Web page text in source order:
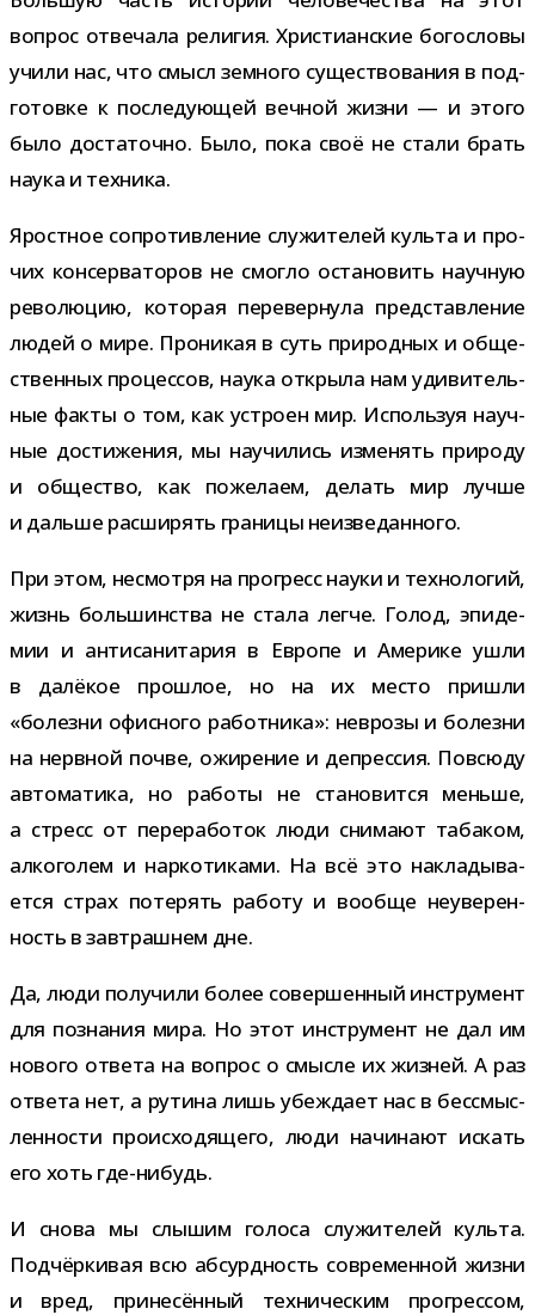
вопрос отве­чала рели­гия. Христианские бого­словы
учили нас, что смысл зем­ного суще­ство­ва­ния в под­
го­товке к после­ду­ю­щей веч­ной жизни — и этого
было доста­точно. Было, пока своё не стали брать
наука и техника.
Яростное сопро­тив­ле­ние слу­жи­те­лей культа и про­
чих кон­сер­ва­то­ров не смогло оста­но­вить науч­ную
рево­лю­цию, кото­рая пере­вер­нула пред­став­ле­ние
людей о мире. Проникая в суть при­род­ных и обще­
ствен­ных про­цес­сов, наука открыла нам уди­ви­тель­
ные факты о том, как устроен мир. Используя науч­
ные дости­же­ния, мы научи­лись изме­нять при­роду
и обще­ство, как поже­лаем, делать мир лучше
и дальше рас­ши­рять гра­ницы неизведанного.
При этом, несмотря на про­гресс науки и тех­но­ло­гий,
жизнь боль­шин­ства не стала легче. Голод, эпи­де­
мии и анти­са­ни­та­рия в Европе и Америке ушли
в далё­кое про­шлое, но на их место при­шли
«болезни офис­ного работ­ника»: нев­розы и болезни
на нерв­ной почве, ожи­ре­ние и депрес­сия. Повсюду
авто­ма­тика, но работы не ста­но­вится меньше,
а стресс от пере­ра­бо­ток люди сни­мают таба­ком,
алко­го­лем и нар­ко­ти­ками. На всё это накла­ды­ва­
ется страх поте­рять работу и вообще неуве­рен­
ность в зав­траш­нем дне.
Да, люди полу­чили более совер­шен­ный инстру­мент
для позна­ния мира. Но этот инстру­мент не дал им
нового ответа на вопрос о смысле их жиз­ней. А раз
ответа нет, а рутина лишь убеж­дает нас в бес­смыс­
лен­но­сти про­ис­хо­дя­щего, люди начи­нают искать
его хоть где-нибудь.
И снова мы слы­шим голоса слу­жи­те­лей культа.
Подчёркивая всю абсурд­ность совре­мен­ной жизни
и вред, при­не­сён­ный тех­ни­че­ским про­грес­сом,